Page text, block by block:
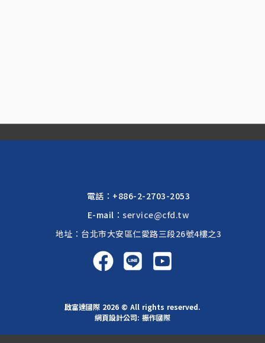
電話： +886-2-2703-2053
E-mail：service@cfd.tw
地址：台北市大安區仁愛路三段26號4樓之3
啟富達國際 2026 © All rights reserved.
網頁設計公司: 振作國際